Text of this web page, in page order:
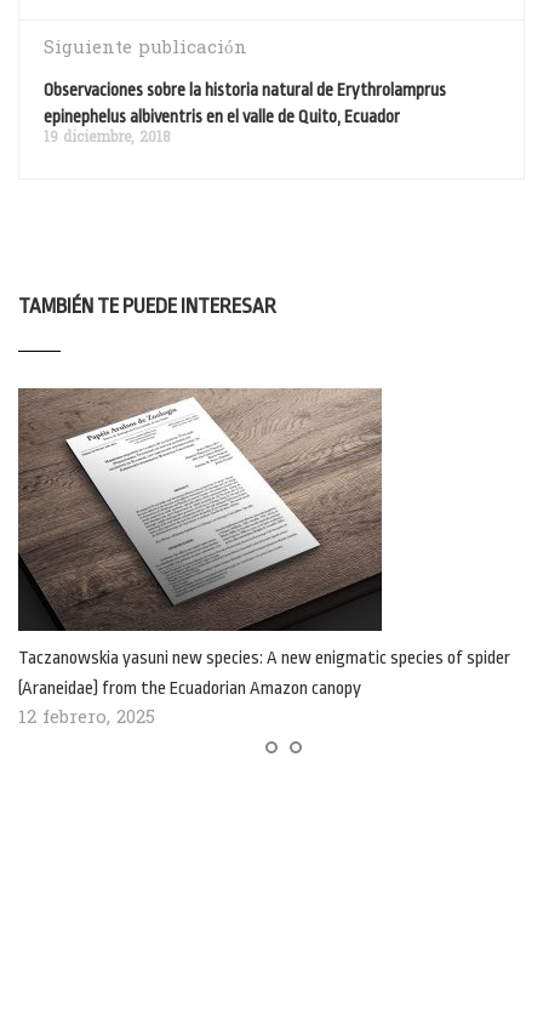
Siguiente publicación
Observaciones sobre la historia natural de Erythrolamprus
epinephelus albiventris en el valle de Quito, Ecuador
19 diciembre, 2018
TAMBIÉN TE PUEDE INTERESAR
Taczanowskia yasuni new species: A new enigmatic species of spider
(Araneidae) from the Ecuadorian Amazon canopy
12 febrero, 2025